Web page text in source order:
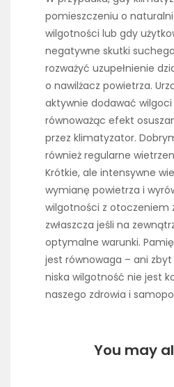
pomieszczeniu o
wilgotności lub gdy
negatywne skutki
rozważyć uzupełnienie
o nawilżacz powietrza.
aktywnie dodawać
równoważąc efekt
przez klimatyzator.
również regularne
Krótkie, ale intensywne
wymianę powietrza i
wilgotności z otoczeniem
zwłaszcza jeśli na
optymalne warunki.
jest równowaga – ani
niska wilgotność nie jest
naszego zdrowia i
You may